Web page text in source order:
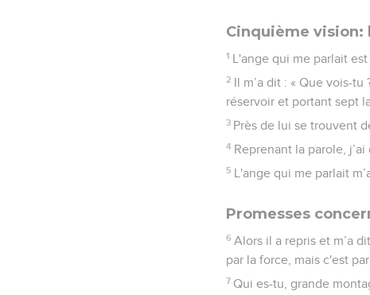
Cinquième vision:
1 L'ange qui me parlait
2 Il m’a dit : « Que vois-
réservoir et portant sept
3 Près de lui se trouvent
4 Reprenant la parole,
5 L'ange qui me parlait
Promesses
6 Alors il a repris et m’a
par la force, mais c'est
7 Qui es-tu, grande